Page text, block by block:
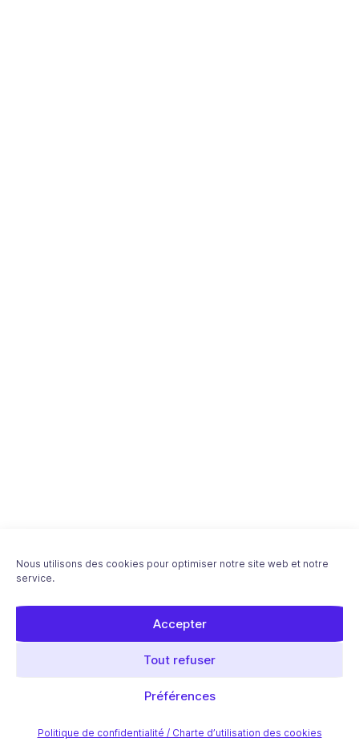
Nous utilisons des cookies pour optimiser notre site web et notre
service.
Accepter
Tout refuser
Préférences
Politique de confidentialité / Charte d’utilisation des cookies